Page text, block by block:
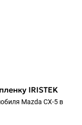
IRISTEK
Mazda CX-5 в